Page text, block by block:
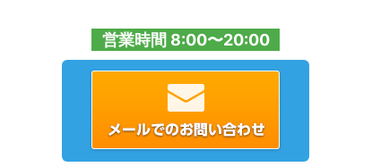
営業時間 8:00〜20:00